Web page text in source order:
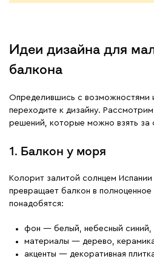
Идеи дизайна для
балкона
Определившись с возможностями
переходите к дизайну.
решений, которые можно взять за
1. Балкон у моря
Колорит залитой солнцем
превращает балкон в
понадобятся:
фон — белый, небесный синий,
материалы — дерево,
акценты — декоративная